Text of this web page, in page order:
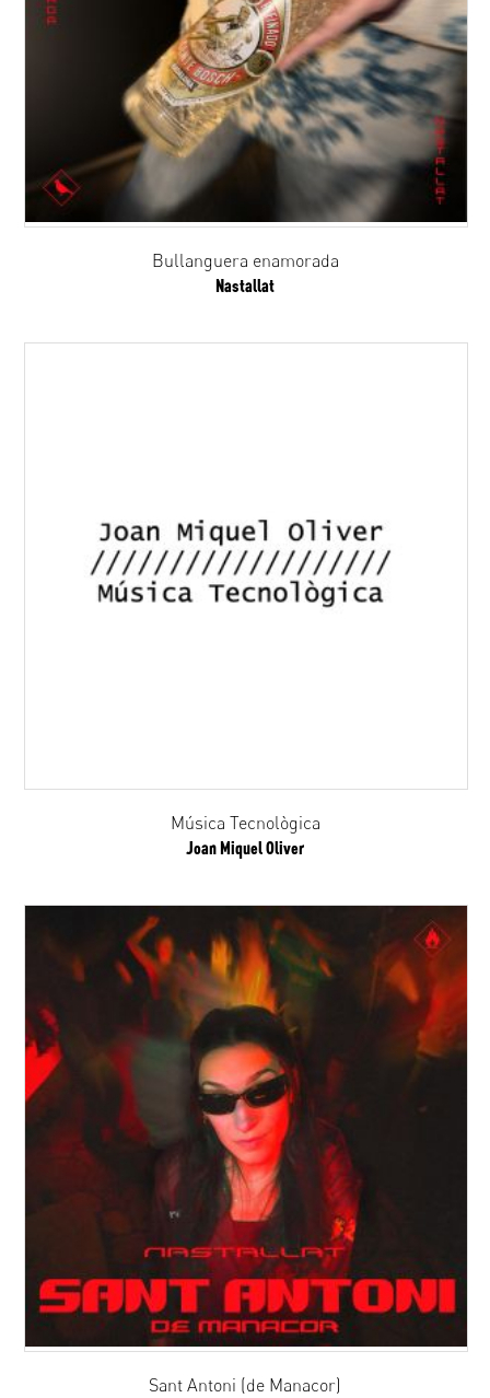
Bullanguera enamorada
Nastallat
Música Tecnològica
Joan Miquel Oliver
Sant Antoni (de Manacor)